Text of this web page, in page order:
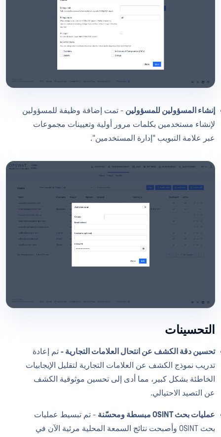
إنشاء المسؤولين للمسؤولين - تمت إضافة وظيفة للمسؤولين
لإنشاء مستخدمين بكلمات مرور أولية وتعيينات مجموعات
عبر علامة التبويب "إدارة المستخدمين".
التحسينات
تحسين دقة الكشف عن انتحال العلامات التجارية - تم إعادة
تدريب نموذج الكشف عن العلامات التجارية لتقليل الإيجابيات
الخاطئة بشكل كبير، مما أدى إلى تحسين موثوقية الكشف
عن التصيد الاحتيالي.
عمليات بحث OSINT مبسطة ومحسّنة
- تم تبسيط عمليات
بحث OSINT وأصبحت نتائج السمعة المحلية مرئية الآن في